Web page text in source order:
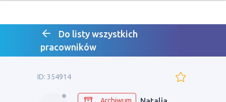
Do listy wszystkich
pracowników
ID: 354914